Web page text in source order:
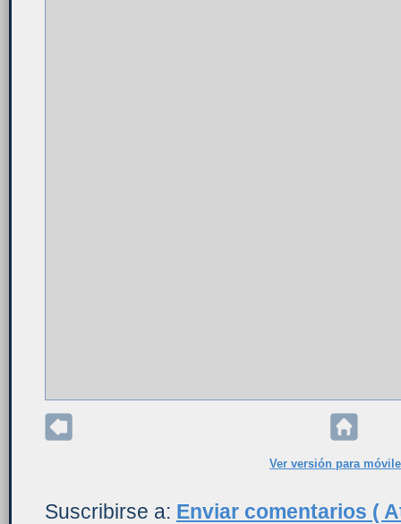
Ver versión para
Suscribirse a: Enviar comentarios (